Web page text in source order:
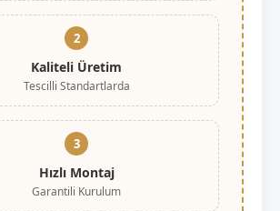
2
Kaliteli Üretim
Tescilli Standartlarda
3
Hızlı Montaj
Garantili Kurulum